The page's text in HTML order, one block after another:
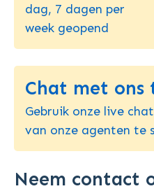
dag, 7 dagen per
week geopend
Chat met ons
Gebruik onze live
van onze agenten te
Neem contact